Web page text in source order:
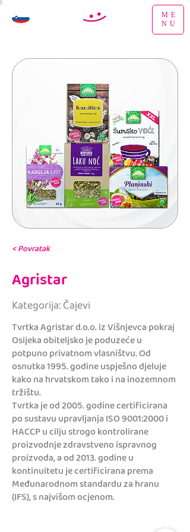
ME
NU
< Povratak
Agristar
Kategorija: Čajevi
Tvrtka Agristar d.o.o. iz Višnjevca pokraj
Osijeka obiteljsko je poduzeće u
potpuno privatnom vlasništvu. Od
osnutka 1995. godine uspješno djeluje
kako na hrvatskom tako i na inozemnom
tržištu.
Tvrtka je od 2005. godine certificirana
po sustavu upravljanja ISO 9001:2000 i
HACCP u cilju strogo kontrolirane
proizvodnje zdravstveno ispravnog
proizvoda, a od 2013. godine u
kontinuitetu je certificirana prema
Međunarodnom standardu za hranu
(IFS), s najvišom ocjenom.